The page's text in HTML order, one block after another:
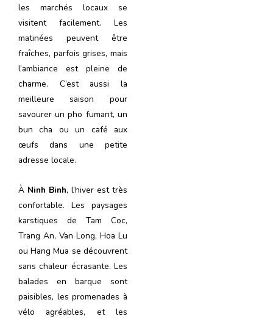
les marchés locaux se
visitent facilement. Les
matinées peuvent être
fraîches, parfois grises, mais
l’ambiance est pleine de
charme. C’est aussi la
meilleure saison pour
savourer un pho fumant, un
bun cha ou un café aux
œufs dans une petite
adresse locale.
À Ninh Binh, l’hiver est très
confortable. Les paysages
karstiques de Tam Coc,
Trang An, Van Long, Hoa Lu
ou Hang Mua se découvrent
sans chaleur écrasante. Les
balades en barque sont
paisibles, les promenades à
vélo agréables, et les